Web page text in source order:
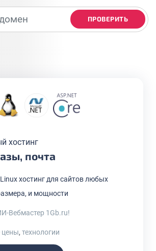
ПРОВЕРИТЬ
хостинг
почта
хостинг для сайтов любых
и мощности
Вебмастер 1Gb.ru!
цены, технологии